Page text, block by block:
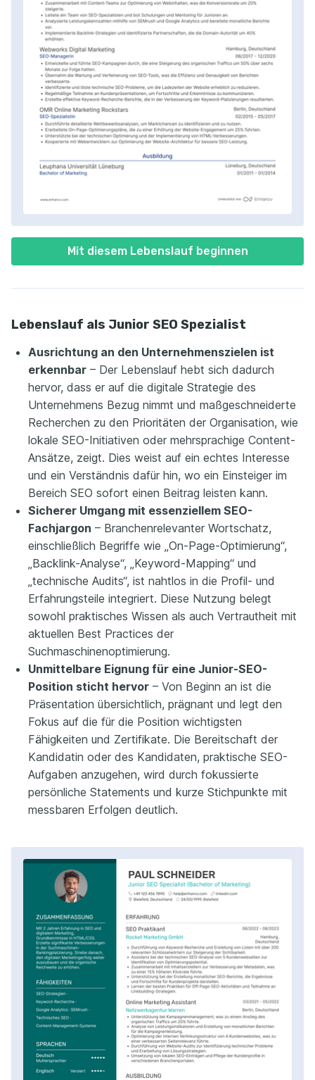
Mit diesem Lebenslauf beginnen
Lebenslauf als Junior SEO Spezialist
Ausrichtung an den Unternehmenszielen ist
erkennbar – Der Lebenslauf hebt sich dadurch
hervor, dass er auf die digitale Strategie des
Unternehmens Bezug nimmt und maßgeschneiderte
Recherchen zu den Prioritäten der Organisation, wie
lokale SEO-Initiativen oder mehrsprachige Content-
Ansätze, zeigt. Dies weist auf ein echtes Interesse
und ein Verständnis dafür hin, wo ein Einsteiger im
Bereich SEO sofort einen Beitrag leisten kann.
Sicherer Umgang mit essenziellem SEO-
Fachjargon – Branchenrelevanter Wortschatz,
einschließlich Begriffe wie „On-Page-Optimierung“,
„Backlink-Analyse“, „Keyword-Mapping“ und
„technische Audits“, ist nahtlos in die Profil- und
Erfahrungsteile integriert. Diese Nutzung belegt
sowohl praktisches Wissen als auch Vertrautheit mit
aktuellen Best Practices der
Suchmaschinenoptimierung.
Unmittelbare Eignung für eine Junior-SEO-
Position sticht hervor – Von Beginn an ist die
Präsentation übersichtlich, prägnant und legt den
Fokus auf die für die Position wichtigsten
Fähigkeiten und Zertifikate. Die Bereitschaft der
Kandidatin oder des Kandidaten, praktische SEO-
Aufgaben anzugehen, wird durch fokussierte
persönliche Statements und kurze Stichpunkte mit
messbaren Erfolgen deutlich.